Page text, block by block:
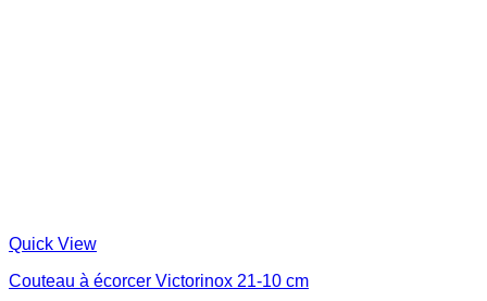
Quick View
Couteau à écorcer Victorinox 21-10 cm